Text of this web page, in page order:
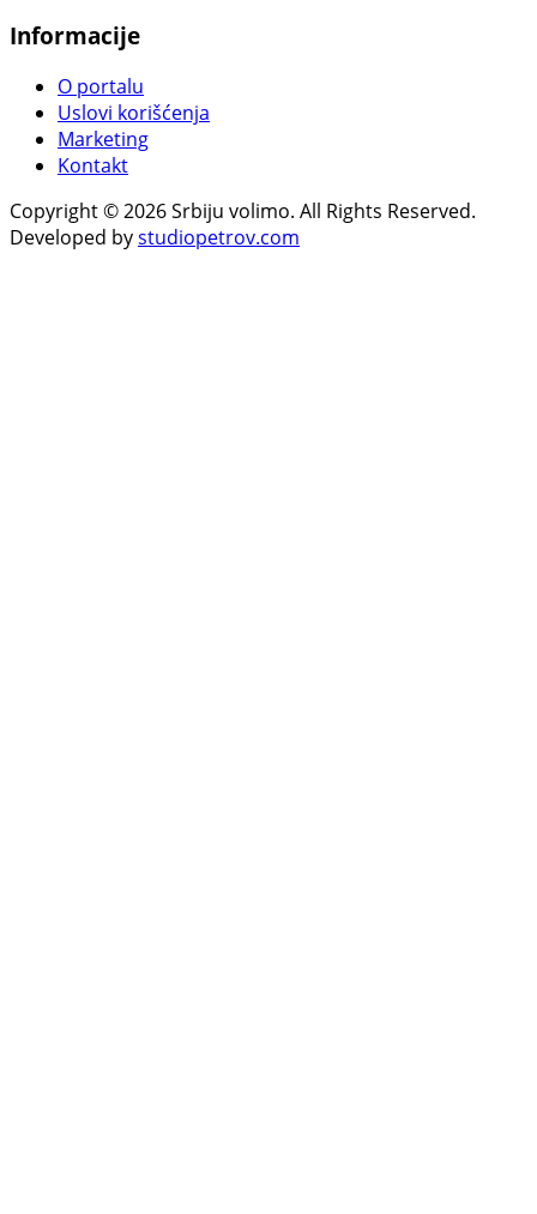
Informacije
O portalu
Uslovi korišćenja
Marketing
Kontakt
Copyright © 2026 Srbiju volimo. All Rights Reserved.
Developed bystudiopetrov.com